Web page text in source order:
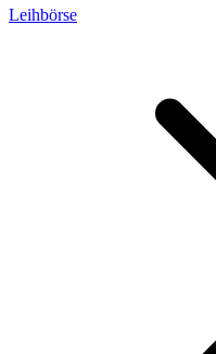
Leihbörse